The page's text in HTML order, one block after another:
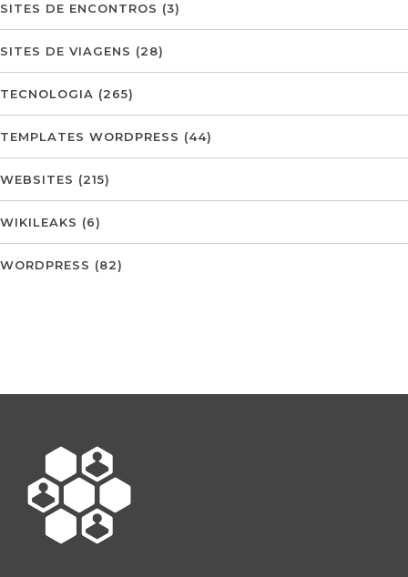
SITES DE ENCONTROS (3)
SITES DE VIAGENS (28)
TECNOLOGIA (265)
TEMPLATES WORDPRESS (44)
WEBSITES (215)
WIKILEAKS (6)
WORDPRESS (82)